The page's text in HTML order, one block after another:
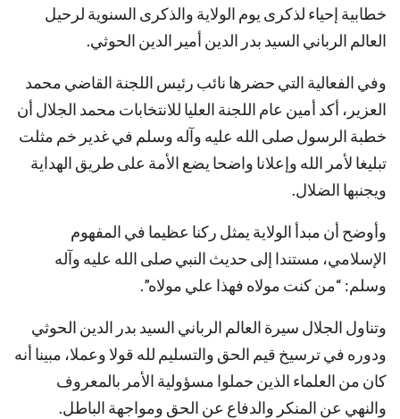
خطابية إحياء لذكرى يوم الولاية والذكرى السنوية لرحيل
العالم الرباني السيد بدر الدين أمير الدين الحوثي.
وفي الفعالية التي حضرها نائب رئيس اللجنة القاضي محمد
العزير، أكد أمين عام اللجنة العليا للانتخابات محمد الجلال أن
خطبة الرسول صلى الله عليه وآله وسلم في غدير خم مثلت
تبليغا لأمر الله وإعلانا واضحا يضع الأمة على طريق الهداية
ويجنبها الضلال.
وأوضح أن مبدأ الولاية يمثل ركنا عظيما في المفهوم
الإسلامي، مستندا إلى حديث النبي صلى الله عليه وآله
وسلم: “من كنت مولاه فهذا علي مولاه”.
وتناول الجلال سيرة العالم الرباني السيد بدر الدين الحوثي
ودوره في ترسيخ قيم الحق والتسليم لله قولا وعملا، مبينا أنه
كان من العلماء الذين حملوا مسؤولية الأمر بالمعروف
والنهي عن المنكر والدفاع عن الحق ومواجهة الباطل.